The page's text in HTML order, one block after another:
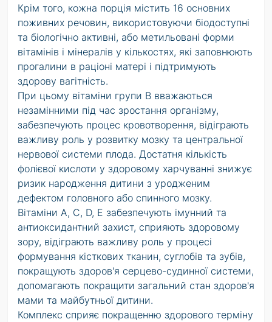
Крім того, кожна порція містить 16 основних
поживних речовин, використовуючи біодоступні
та біологічно активні, або метильовані форми
вітамінів і мінералів у кількостях, які заповнюють
прогалини в раціоні матері і підтримують
здорову вагітність.
При цьому вітаміни групи В вважаються
незамінними під час зростання організму,
забезпечують процес кровотворення, відіграють
важливу роль у розвитку мозку та центральної
нервової системи плода. Достатня кількість
фолієвої кислоти у здоровому харчуванні знижує
ризик народження дитини з уродженим
дефектом головного або спинного мозку.
Вітаміни А, С, D, Е забезпечують імунний та
антиоксидантний захист, сприяють здоровому
зору, відіграють важливу роль у процесі
формування кісткових тканин, суглобів та зубів,
покращують здоров'я серцево-судинної системи,
допомагають покращити загальний стан здоров'я
мами та майбутньої дитини.
Комплекс сприяє покращенню здорового терміну